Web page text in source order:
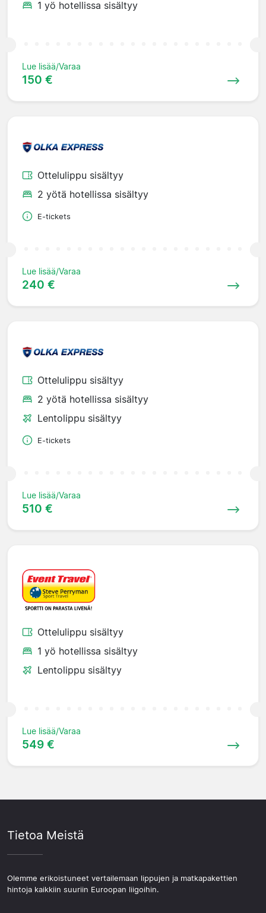
1 yö hotellissa sisältyy
Lue lisää/Varaa
150 €
Ottelulippu sisältyy
2 yötä hotellissa sisältyy
E-tickets
Lue lisää/Varaa
240 €
Ottelulippu sisältyy
2 yötä hotellissa sisältyy
Lentolippu sisältyy
E-tickets
Lue lisää/Varaa
510 €
Ottelulippu sisältyy
1 yö hotellissa sisältyy
Lentolippu sisältyy
Lue lisää/Varaa
549 €
Tietoa Meistä
Olemme erikoistuneet vertailemaan lippujen ja matkapakettien
hintoja kaikkiin suuriin Euroopan liigoihin.